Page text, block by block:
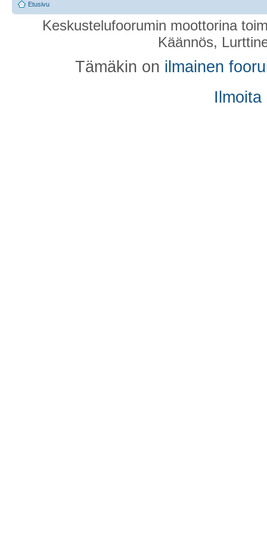
Etusivu
Keskustelufoorumin moottorina
Käännös,
Tämäkin on ilmainen